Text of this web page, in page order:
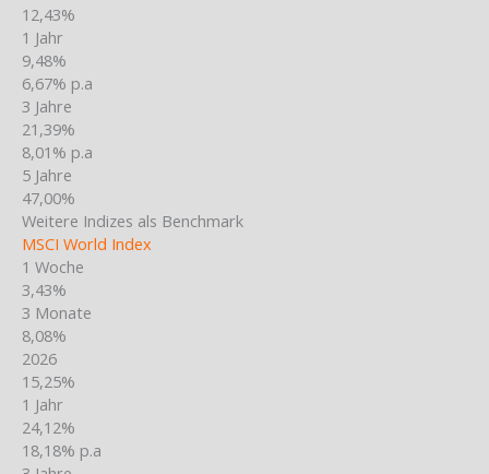
12,43%
1 Jahr
9,48%
6,67% p.a
3 Jahre
21,39%
8,01% p.a
5 Jahre
47,00%
Weitere Indizes als Benchmark
MSCI World Index
1 Woche
3,43%
3 Monate
8,08%
2026
15,25%
1 Jahr
24,12%
18,18% p.a